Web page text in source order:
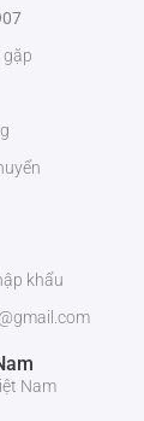
Tạm dừng, Dừng,
tiếp theo ,
/ Mạng USB
cổng (10 /
gặp
khẩu
Nam